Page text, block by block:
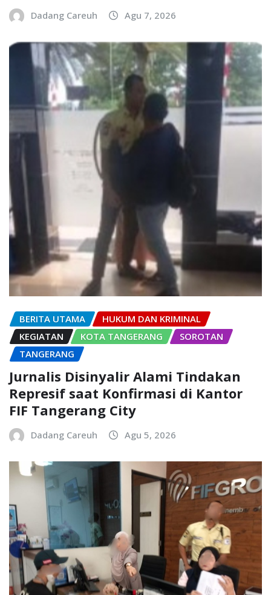
Dadang Careuh Agu 7, 2026
BERITA UTAMA
HUKUM DAN KRIMINAL
KEGIATAN
KOTA TANGERANG
SOROTAN
TANGERANG
Jurnalis Disinyalir Alami Tindakan
Represif saat Konfirmasi di Kantor
FIF Tangerang City
Dadang Careuh Agu 5, 2026